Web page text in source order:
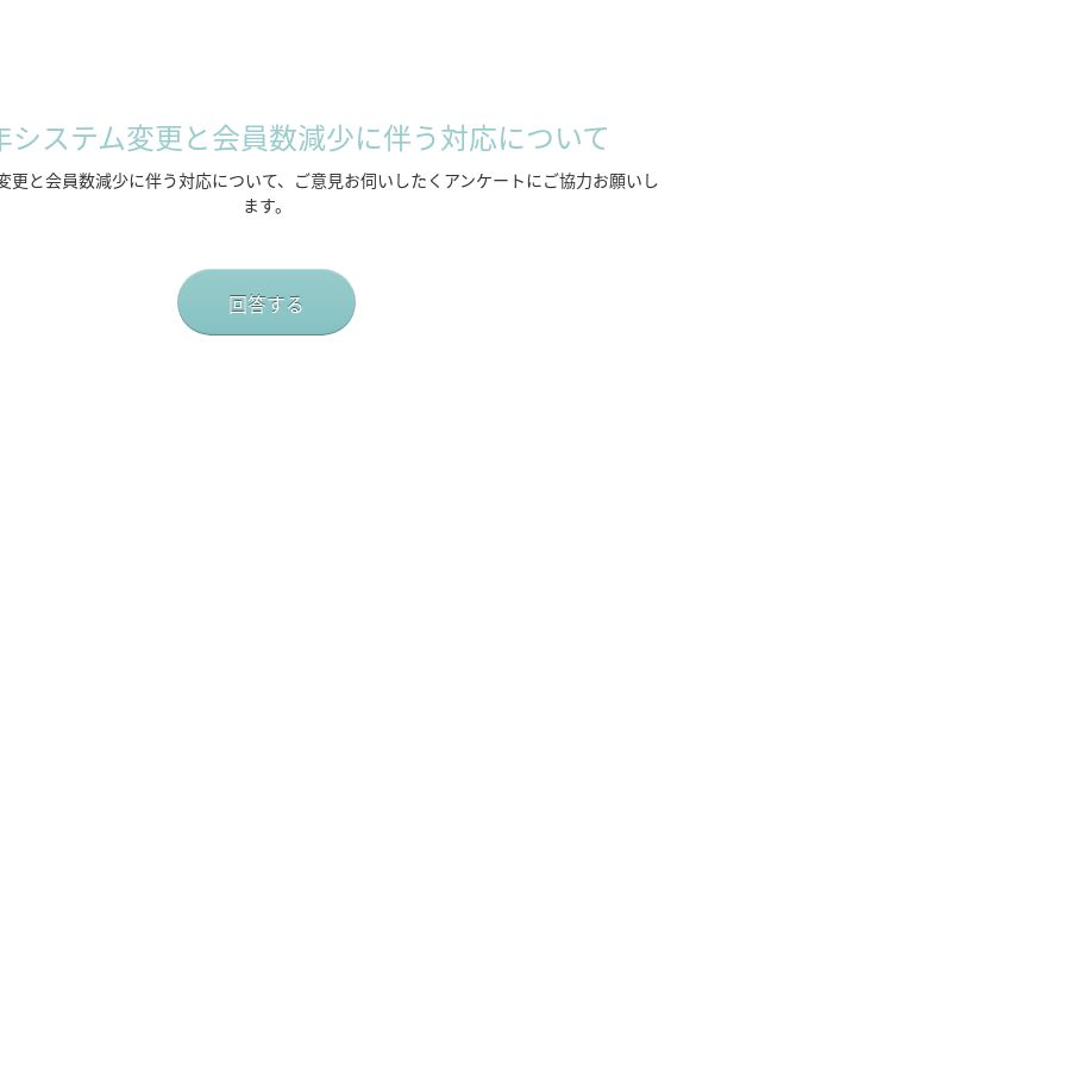
システム変更と会員数減少に伴う対応について
更と会員数減少に伴う対応について、ご意見お伺いしたくアンケートにご協力お願いし
ます。
回答する